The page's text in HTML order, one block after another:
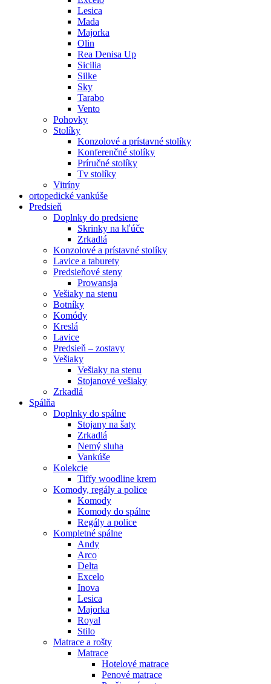
Lesica
Mada
Majorka
Olin
Rea Denisa Up
Sicilia
Silke
Sky
Tarabo
Vento
Pohovky
Stolíky
Konzolové a prístavné stolíky
Konferenčné stolíky
Príručné stolíky
Tv stolíky
Vitríny
ortopedické vankúše
Predsieň
Doplnky do predsiene
Skrinky na kľúče
Zrkadlá
Konzolové a prístavné stolíky
Lavice a taburety
Predsieňové steny
Prowansja
Vešiaky na stenu
Botníky
Komódy
Kreslá
Lavice
Predsieň – zostavy
Vešiaky
Vešiaky na stenu
Stojanové vešiaky
Zrkadlá
Spálňa
Doplnky do spálne
Stojany na šaty
Zrkadlá
Nemý sluha
Vankúše
Kolekcie
Tiffy woodline krem
Komody, regály a police
Komody
Komody do spálne
Regály a police
Kompletné spálne
Andy
Arco
Delta
Excelo
Inova
Lesica
Majorka
Royal
Stilo
Matrace a rošty
Matrace
Hotelové matrace
Penové matrace